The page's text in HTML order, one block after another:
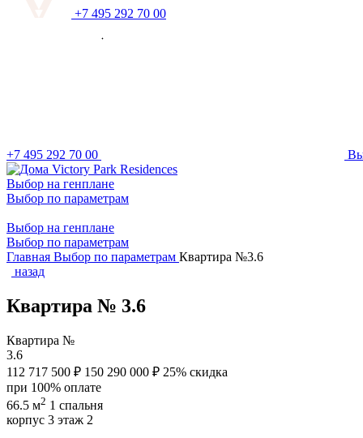
+7 495 292 70 00
+7 495 292 70 00 В
Выбор на генплане
Выбор по параметрам
Выбор на генплане
Выбор по параметрам
Главная Выбор по параметрам Квартира №3.6
назад
Квартира № 3.6
Квартира №
3.6
112 717 500 ₽ 150 290 000 ₽ 25% скидка
при 100% оплате
66.5 м2 1 спальня
корпус 3 этаж 2